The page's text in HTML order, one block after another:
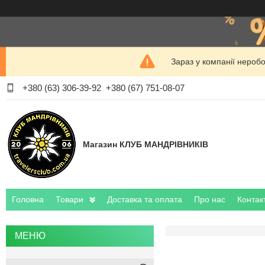
Зараз у компанії
+380 (63) 306-39-92 +380 (67) 751-08-07
Магазин КЛУБ МАНДРІВНИКІВ
Головна Товари Доставка та оплата Про нас